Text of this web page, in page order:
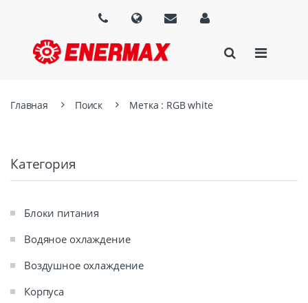
Главная Поиск Метка : RGB white
Категория
Блоки питания
Водяное охлаждение
Воздушное охлаждение
Корпуса